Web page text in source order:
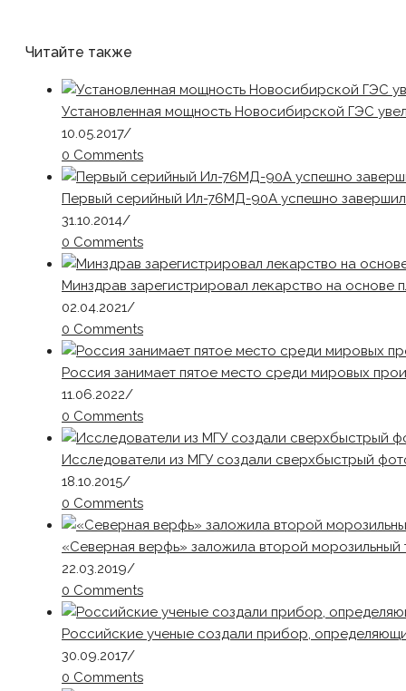
Читайте также
Установленная мощность Новосибирской ГЭС
10.05.2017/
0 Comments
Первый серийный Ил-76МД-90А успешно завершил
31.10.2014/
0 Comments
Минздрав зарегистрировал лекарство на основе
02.04.2021/
0 Comments
Россия занимает пятое место среди мировых
11.06.2022/
0 Comments
Исследователи из МГУ создали сверхбыстрый
18.10.2015/
0 Comments
«Северная верфь» заложила второй
22.03.2019/
0 Comments
Российские ученые создали прибор,
30.09.2017/
0 Comments